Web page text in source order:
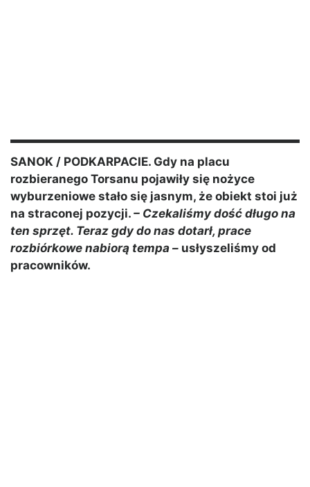
SANOK / PODKARPACIE. Gdy na placu
rozbieranego Torsanu pojawiły się nożyce
wyburzeniowe stało się jasnym, że obiekt stoi już
na straconej pozycji. – Czekaliśmy dość długo na
ten sprzęt. Teraz gdy do nas dotarł, prace
rozbiórkowe nabiorą tempa – usłyszeliśmy od
pracowników.